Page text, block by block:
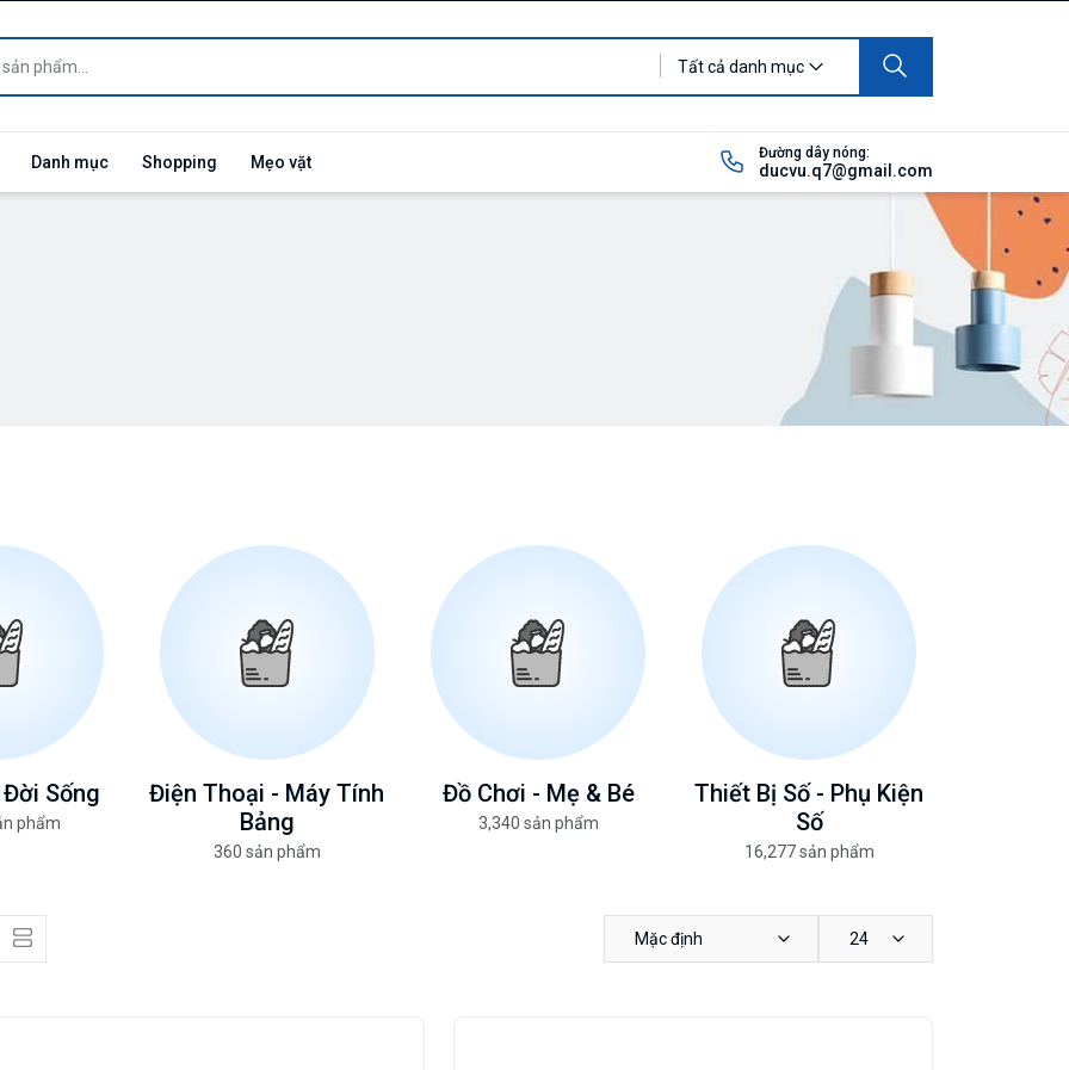
Tất cả danh mục
Danh mục Shopping Mẹo vặt Đường dây nóng:
ducvu.q7@gmail.com
Sống
phẩm
Điện Thoại - Máy Tính
Bảng
360 sản phẩm
Đồ Chơi - Mẹ & Bé
3,340 sản phẩm
Thiết Bị Số - Phụ Kiện
Số
16,277 sản phẩm
Mặc định 24